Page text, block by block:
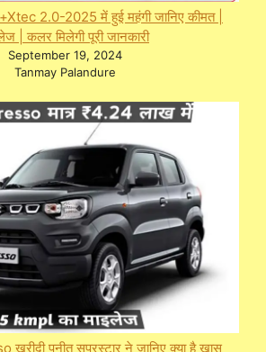
2.0-2025 में हुई महंगी जानिए कीमत |
| कलर मिलेगी पूरी जानकारी
September 19, 2024
Tanmay Palandure
पुनीत सुपरस्टार ने जानिए क्या है खास